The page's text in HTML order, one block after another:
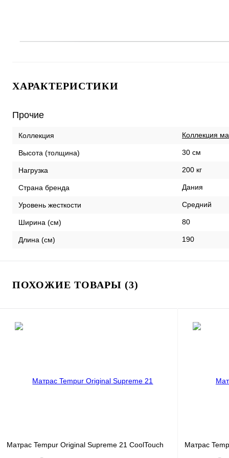
ХАРАКТЕРИСТИКИ
Прочие
Коллекция Коллекция
Высота (толщина) 30 см
Нагрузка 200 кг
Страна бренда Дания
Уровень жесткости Средний
Ширина (см) 80
Длина (см) 190
ПОХОЖИЕ ТОВАРЫ (3)
Матрас Tempur Original Supreme 21 CoolTouch Матрас